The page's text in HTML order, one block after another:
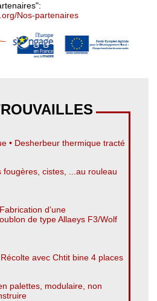
Nos-partenaires
• Desherbeur thermique tracté
fougères, cistes, ...au rouleau
d’une
de type Allaeys F3/Wolf
avec Chtit bine 4 places
palettes, modulaire, non